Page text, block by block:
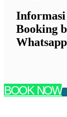
Booking
BOOK NOW